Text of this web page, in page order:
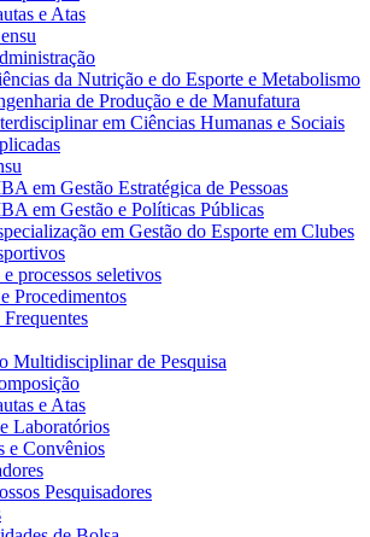
e Atas
da Nutrição e do Esporte e Metabolismo
de Produção e de Manufatura
em Ciências Humanas e Sociais
em Gestão Estratégica de Pessoas
em Gestão e Políticas Públicas
em Gestão do Esporte em Clubes
processos seletivos
Procedimentos
Multidisciplinar de Pesquisa
e Atas
Laboratórios
e Convênios
Pesquisadores